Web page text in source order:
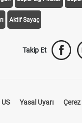
Aktif Sayaç
Takip Et
Yasal Uyarı Çerez